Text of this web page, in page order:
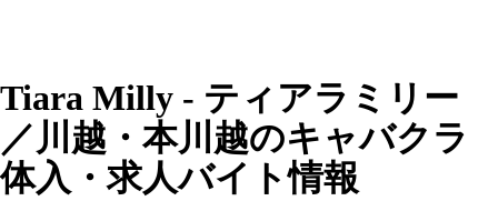
Tiara Milly - ティアラミリー
／川越・本川越のキャバクラ
体入・求人バイト情報